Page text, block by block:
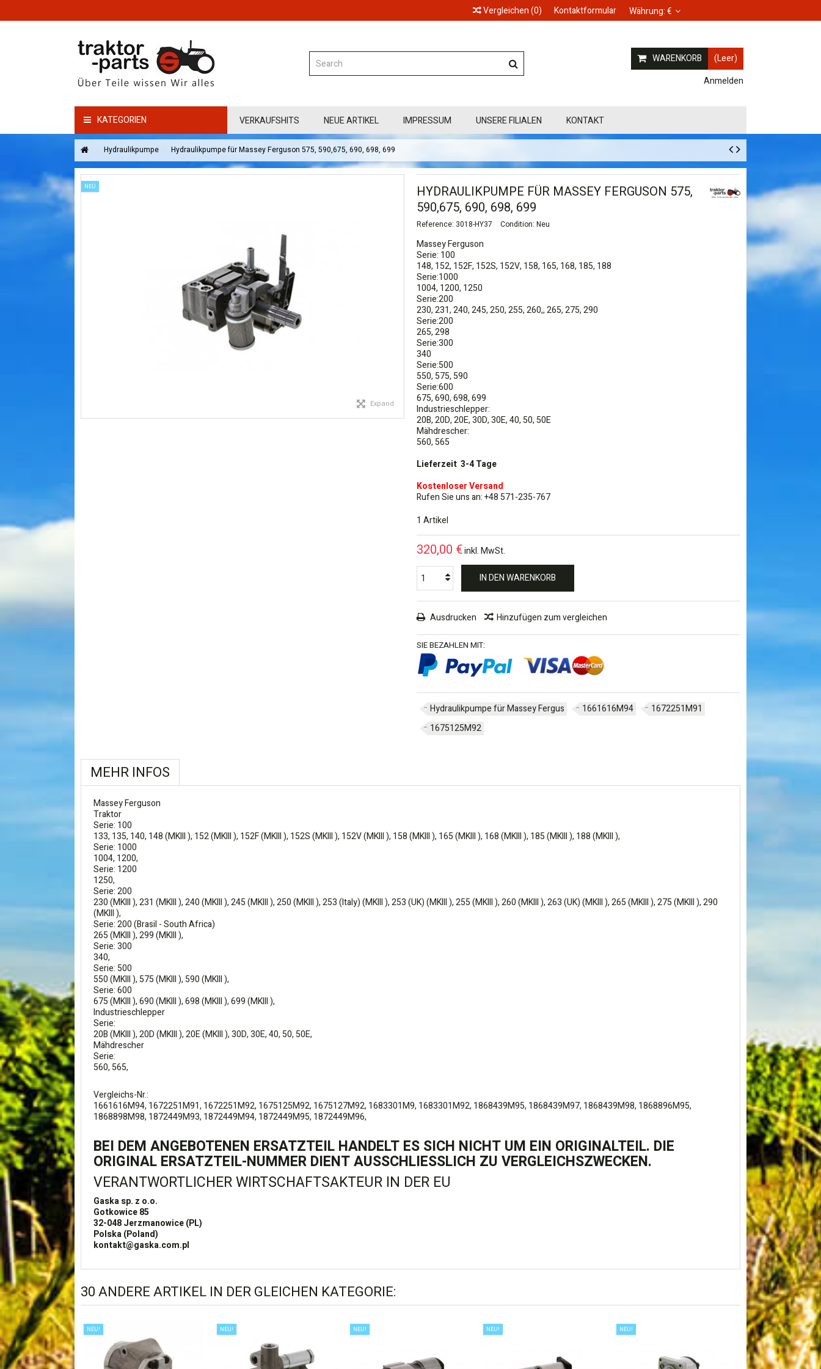
Währung:€
Kontaktformular
Vergleichen(0)
WARENKORB
(Leer)
Anmelden
KATEGORIEN VERKAUFSHITS NEUE ARTIKEL IMPRESSUM UNSERE FILIALEN KONTAKT
Hydraulikpumpe Hydraulikpumpe für Massey Ferguson 575, 590,675, 690, 698, 699
NEU
Expand
HYDRAULIKPUMPE FÜR MASSEY FERGUSON 575,
590,675, 690, 698, 699
Reference: 3018-HY37 Condition: Neu
Massey Ferguson
Serie: 100
148, 152, 152F, 152S, 152V, 158, 165, 168, 185, 188
Serie:1000
1004, 1200, 1250
Serie:200
230, 231, 240, 245, 250, 255, 260,, 265, 275, 290
Serie:200
265, 298
Serie:300
340
Serie:500
550, 575, 590
Serie:600
675, 690, 698, 699
Industrieschlepper:
20B, 20D, 20E, 30D, 30E, 40, 50, 50E
Mähdrescher:
560, 565
Lieferzeit 3-4 Tage
Kostenloser Versand
Rufen Sie uns an: +48 571-235-767
1 Artikel
320,00 €inkl. MwSt.
IN DEN WARENKORB
Ausdrucken Hinzufügen zum vergleichen
SIE BEZAHLEN MIT:
Hydraulikpumpe für Massey Fergus 1661616M94
1672251M91
1675125M92
MEHR INFOS
Massey Ferguson
Traktor
Serie: 100
133, 135, 140, 148 (MKIII ), 152 (MKIII ), 152F (MKIII ), 152S (MKIII ), 152V (MKIII ), 158 (MKIII ), 165 (MKIII ), 168 (MKIII ), 185 (MKIII ), 188 (MKIII ),
Serie: 1000
1004, 1200,
Serie: 1200
1250,
Serie: 200
230 (MKIII ), 231 (MKIII ), 240 (MKIII ), 245 (MKIII ), 250 (MKIII ), 253 (Italy) (MKIII ), 253 (UK) (MKIII ), 255 (MKIII ), 260 (MKIII ), 263 (UK) (MKIII ), 265 (MKIII ), 275 (MKIII ), 290
(MKIII ),
Serie: 200 (Brasil - South Africa)
265 (MKIII ), 299 (MKIII ),
Serie: 300
340,
Serie: 500
550 (MKIII ), 575 (MKIII ), 590 (MKIII ),
Serie: 600
675 (MKIII ), 690 (MKIII ), 698 (MKIII ), 699 (MKIII ),
Industrieschlepper
Serie:
20B (MKIII ), 20D (MKIII ), 20E (MKIII ), 30D, 30E, 40, 50, 50E,
Mähdrescher
Serie:
560, 565,
Vergleichs-Nr.:
1661616M94, 1672251M91, 1672251M92, 1675125M92, 1675127M92, 1683301M9, 1683301M92, 1868439M95, 1868439M97, 1868439M98, 1868896M95,
1868898M98, 1872449M93, 1872449M94, 1872449M95, 1872449M96,
BEI DEM ANGEBOTENEN ERSATZTEIL HANDELT ES SICH NICHT UM EIN ORIGINALTEIL. DIE
ORIGINAL ERSATZTEIL-NUMMER DIENT AUSSCHLIESSLICH ZU VERGLEICHSZWECKEN.
VERANTWORTLICHER WIRTSCHAFTSAKTEUR IN DER EU
Gaska sp. z o.o.
Gotkowice 85
32-048Jerzmanowice (PL)
Polska (Poland)
kontakt@gaska.com.pl
30 ANDERE ARTIKEL IN DER GLEICHEN KATEGORIE:
FÜR FENDT ,
NEU! NEU! NEU! NEU! NEU! NEU!